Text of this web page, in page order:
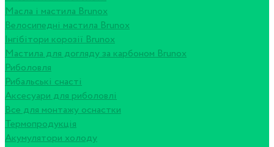
Масла і мастила Brunox
Велосипедні мастила Brunox
Інгібітори корозії Brunox
Мастила для догляду за карбоном Brunox
Риболовля
Рибальські снасті
Аксесуари для риболовлі
Все для монтажу оснастки
Термопродукція
Акумулятори холоду